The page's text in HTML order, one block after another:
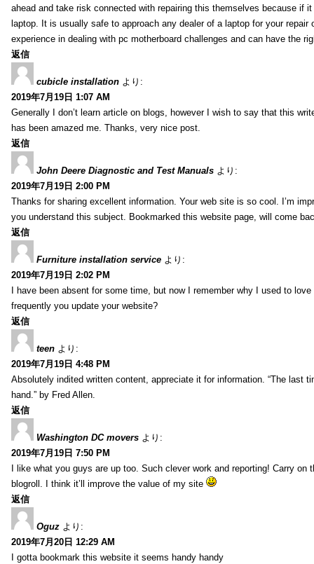
ahead and take risk connected with repairing this themselves because if
laptop. It is usually safe to approach any dealer of a laptop for your
experience in dealing with pc motherboard challenges and can have the
返信
cubicle installation より:
2019年7月19日 1:07 AM
Generally I don’t learn article on blogs, however I wish to say that this
has been amazed me. Thanks, very nice post.
返信
John Deere Diagnostic and Test Manuals より:
2019年7月19日 2:00 PM
Thanks for sharing excellent information. Your web site is so cool. I’m
you understand this subject. Bookmarked this website page, will come
返信
Furniture installation service より:
2019年7月19日 2:02 PM
I have been absent for some time, but now I remember why I used to
frequently you update your website?
返信
teen より:
2019年7月19日 4:48 PM
Absolutely indited written content, appreciate it for information. “The last
hand.” by Fred Allen.
返信
Washington DC movers より:
2019年7月19日 7:50 PM
I like what you guys are up too. Such clever work and reporting! Carry
blogroll. I think it’ll improve the value of my site
返信
Oguz より:
2019年7月20日 12:29 AM
I gotta bookmark this website it seems handy handy